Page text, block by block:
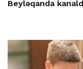
Beyləqanda